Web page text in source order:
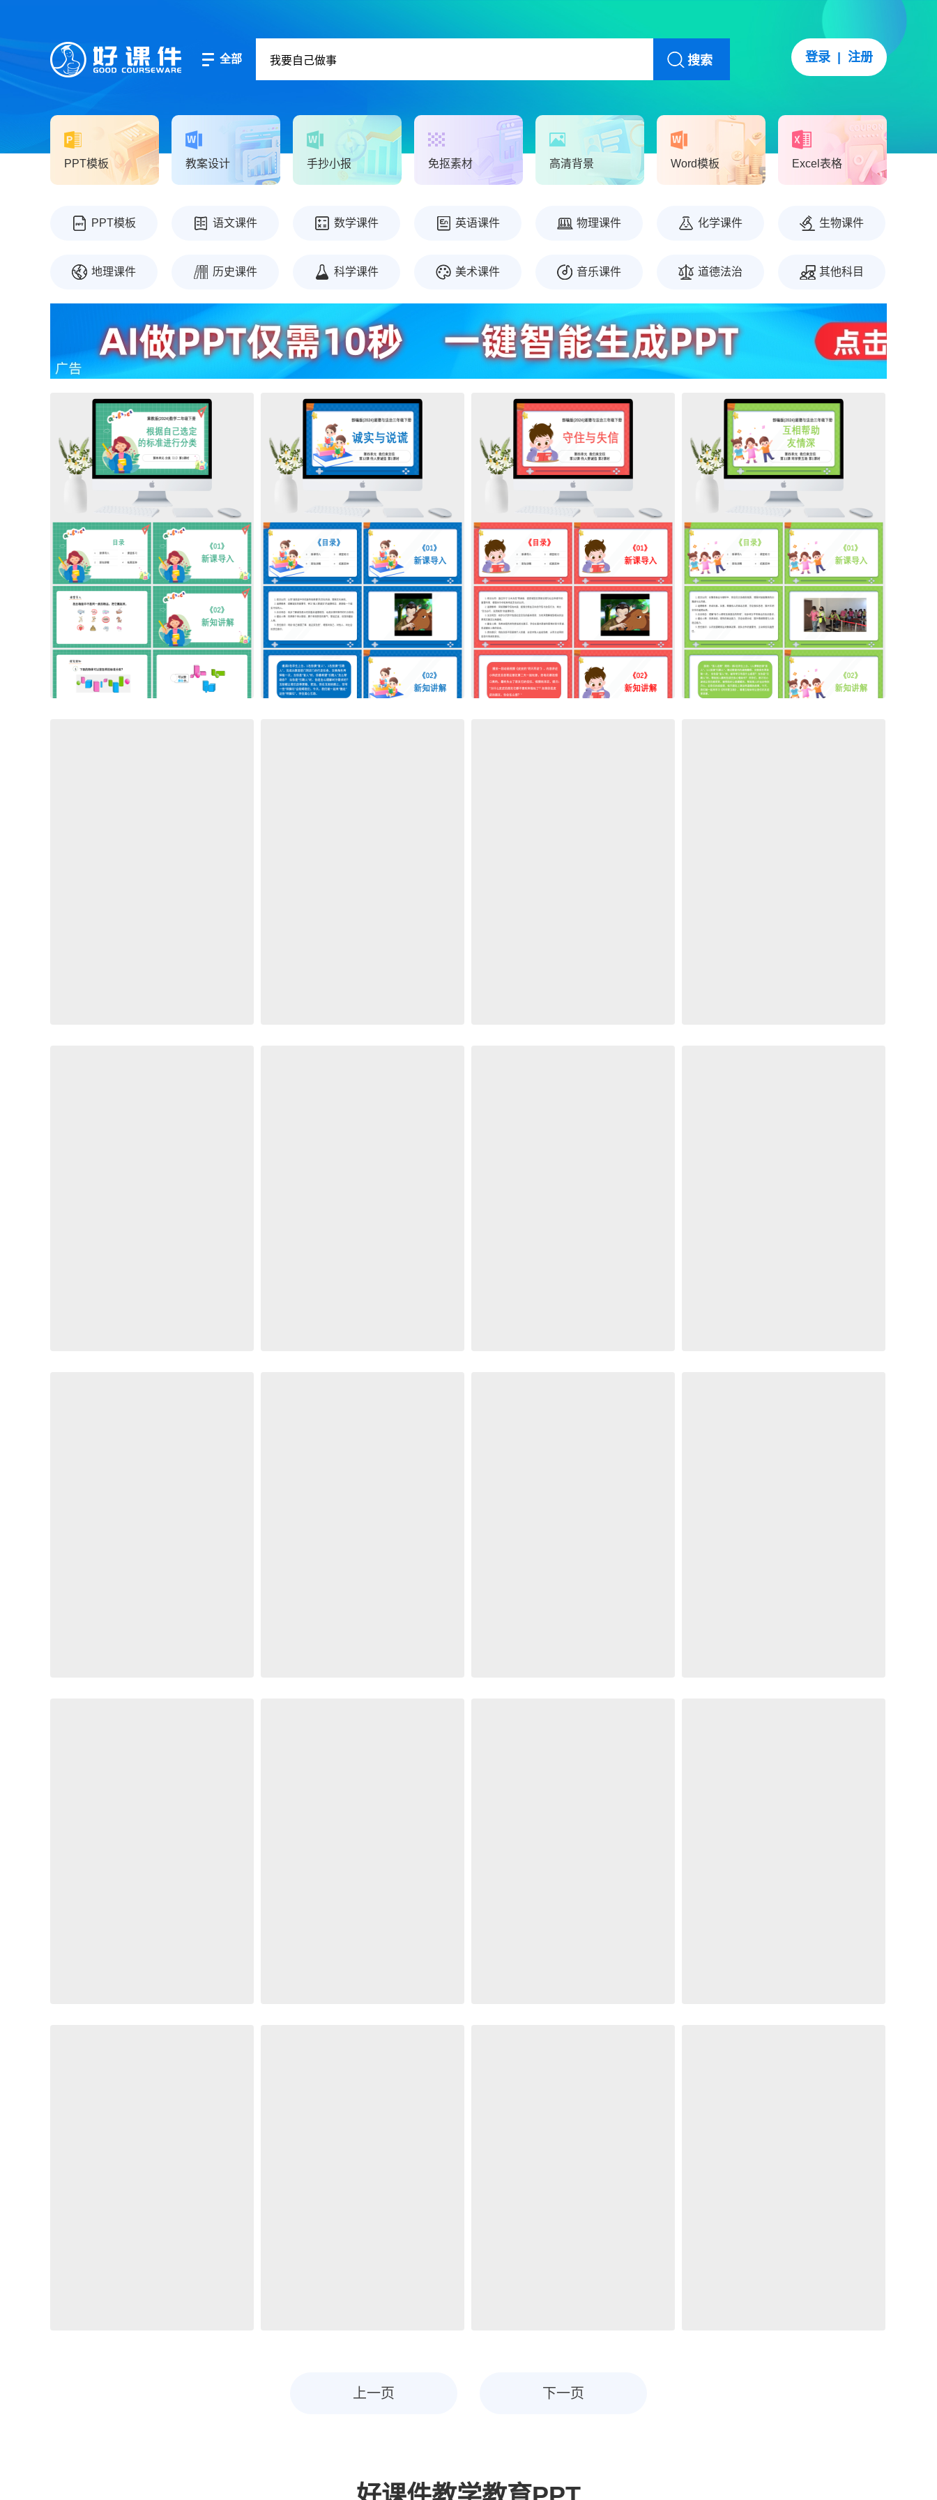
全部 搜索 登录 注册
PPT模板 教案设计 手抄小报 免抠素材 高清背景 Word模板 Excel表格
PPT模板 语文课件 数学课件 英语课件 物理课件 化学课件 生物课件
地理课件 历史课件 科学课件 美术课件 音乐课件 道德法治 其他科目
上一页 下一页